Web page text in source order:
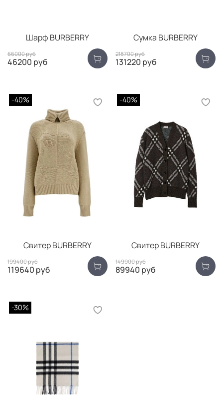
Шарф BURBERRY
66000 руб
46200 руб
Сумка BURBERRY
218700 руб
131220 руб
-40%
Свитер BURBERRY
199400 руб
119640 руб
-40%
Свитер BURBERRY
149900 руб
89940 руб
-30%